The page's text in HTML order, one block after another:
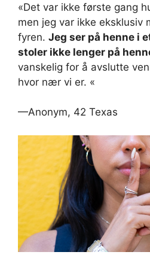
«Det var ikke første gang
men jeg var ikke eksklusiv
fyren. Jeg ser på henne i
stoler ikke lenger på
vanskelig for å avslutte
hvor nær vi er. «
—Anonym, 42 Texas